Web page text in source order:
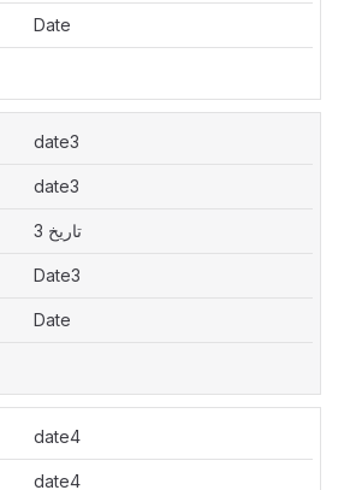
Date
date3
date3
تاريخ 3
Date3
Date
date4
date4